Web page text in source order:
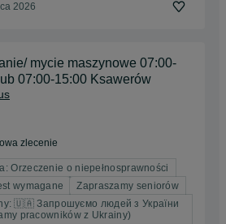
2026
mycie maszynowe 07:00-
14:00 lub 07:00-15:00 Ksawerów
zlecenie
Orzeczenie o niepełnosprawności
wymagane
Zapraszamy seniorów
🇺🇦 Запрошуємо людей з України
pracowników z Ukrainy)